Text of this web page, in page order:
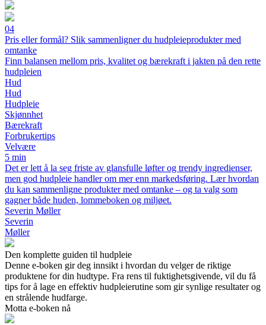
04
Pris eller formål? Slik sammenligner du hudpleieprodukter med
omtanke
Finn balansen mellom pris, kvalitet og bærekraft i jakten på den rette
hudpleien
Hud
Hud
Hudpleie
Skjønnhet
Bærekraft
Forbrukertips
Velvære
5 min
Det er lett å la seg friste av glansfulle løfter og trendy ingredienser,
men god hudpleie handler om mer enn markedsføring. Lær hvordan
du kan sammenligne produkter med omtanke – og ta valg som
gagner både huden, lommeboken og miljøet.
Severin Møller
Severin
Møller
Den komplette guiden til hudpleie
Denne e-boken gir deg innsikt i hvordan du velger de riktige
produktene for din hudtype. Fra rens til fuktighetsgivende, vil du få
tips for å lage en effektiv hudpleierutine som gir synlige resultater og
en strålende hudfarge.
Motta e-boken nå